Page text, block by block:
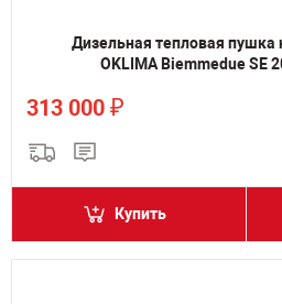
Дизельная тепловая пушка
OKLIMA Biemmedue SE
313 000 ₽
Купить